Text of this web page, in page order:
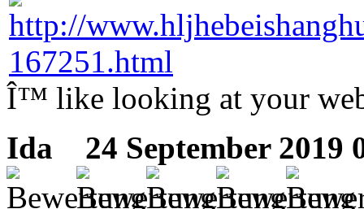
Î™ like looking at your
Ida
24 September 2019